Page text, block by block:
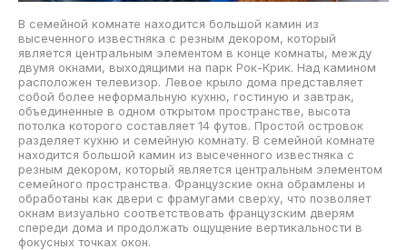
В семейной комнате находится большой камин из
высеченного известняка с резным декором, который
является центральным элементом в конце комнаты, между
двумя окнами, выходящими на парк Рок-Крик. Над камином
расположен телевизор. Левое крыло дома представляет
собой более неформальную кухню, гостиную и завтрак,
объединенные в одном открытом пространстве, высота
потолка которого составляет 14 футов. Простой островок
разделяет кухню и семейную комнату. В семейной комнате
находится большой камин из высеченного известняка с
резным декором, который является центральным элементом
семейного пространства. Французские окна обрамлены и
обработаны как двери с фрамугами сверху, что позволяет
окнам визуально соответствовать французским дверям
спереди дома и продолжать ощущение вертикальности в
фокусных точках окон.